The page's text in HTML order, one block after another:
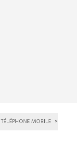
TÉLÉPHONE MOBILE